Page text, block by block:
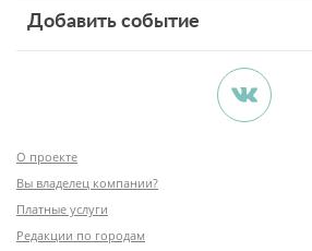
Добавить событие
О проекте
Вы владелец компании?
Платные услуги
Редакции по городам